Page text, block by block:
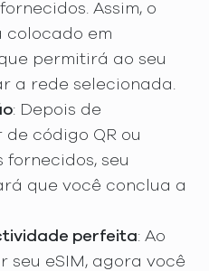
Assim, o
colocado em
permitirá ao seu
a rede selecionada.
: Depois de
código QR ou
fornecidos, seu
que você conclua a
perfeita: Ao
seu eSIM, agora você